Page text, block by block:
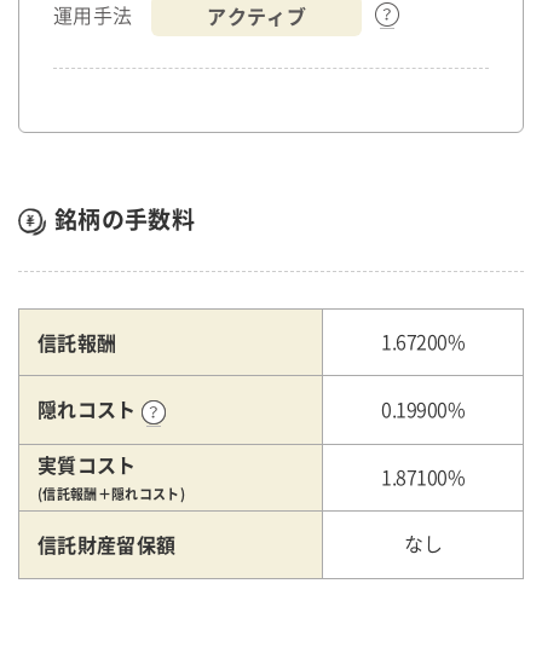
運用手法 アクティブ
銘柄の手数料
信託報酬 1.67200%
隠れコスト 0.19900%
実質コスト
(信託報酬＋隠れコスト)
1.87100%
信託財産留保額 なし